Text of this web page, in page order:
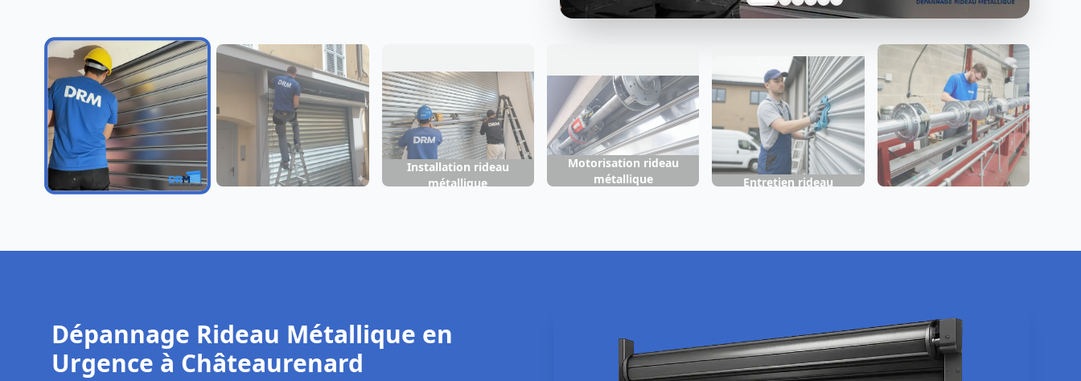
Dépannage rideau
Installation rideau
métallique
Motorisation rideau
métallique
Entretien rideau
Dépannage Rideau Métallique en
Urgence à Châteaurenard
Visuel en cours d'intégration
Urgence 24/7 ·Châteaurenard